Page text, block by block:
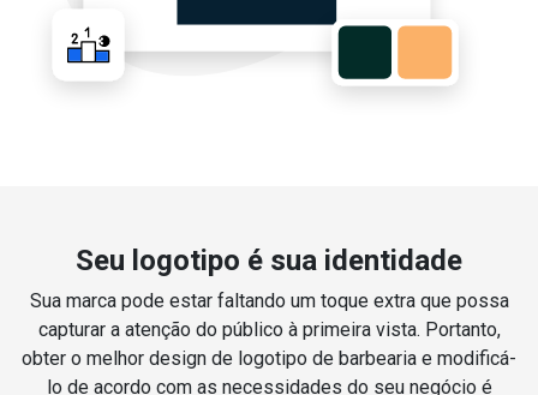
Seu logotipo é sua identidade
Sua marca pode estar faltando um toque extra que possa
capturar a atenção do público à primeira vista. Portanto,
obter o melhor design de logotipo de barbearia e modificá-
lo de acordo com as necessidades do seu negócio é